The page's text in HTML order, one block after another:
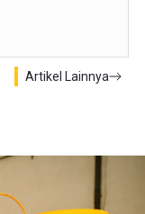
Artikel Lainnya